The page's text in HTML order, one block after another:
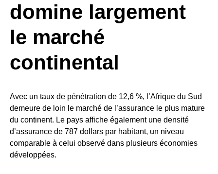
domine largement
le marché
continental
Avec un taux de pénétration de 12,6 %, l’Afrique du Sud
demeure de loin le marché de l’assurance le plus mature
du continent. Le pays affiche également une densité
d’assurance de 787 dollars par habitant, un niveau
comparable à celui observé dans plusieurs économies
développées.